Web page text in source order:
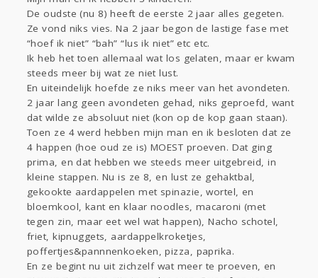
Sport
Gevraagd
Horen Doen
Zien
Lezen
De oudste (nu 8) heeft de eerste 2 jaar alles gegeten.
Ze vond niks vies. Na 2 jaar begon de lastige fase met
“hoef ik niet” “bah” “lus ik niet” etc etc.
Ik heb het toen allemaal wat los gelaten, maar er kwam
steeds meer bij wat ze niet lust.
En uiteindelijk hoefde ze niks meer van het avondeten.
2 jaar lang geen avondeten gehad, niks geproefd, want
dat wilde ze absoluut niet (kon op de kop gaan staan).
Toen ze 4 werd hebben mijn man en ik besloten dat ze
4 happen (hoe oud ze is) MOEST proeven. Dat ging
prima, en dat hebben we steeds meer uitgebreid, in
kleine stappen. Nu is ze 8, en lust ze gehaktbal,
gekookte aardappelen met spinazie, wortel, en
bloemkool, kant en klaar noodles, macaroni (met
tegen zin, maar eet wel wat happen), Nacho schotel,
friet, kipnuggets, aardappelkroketjes,
poffertjes&pannnenkoeken, pizza, paprika.
En ze begint nu uit zichzelf wat meer te proeven, en